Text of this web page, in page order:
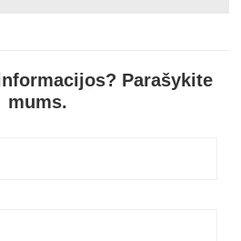
Parašykite
mums.